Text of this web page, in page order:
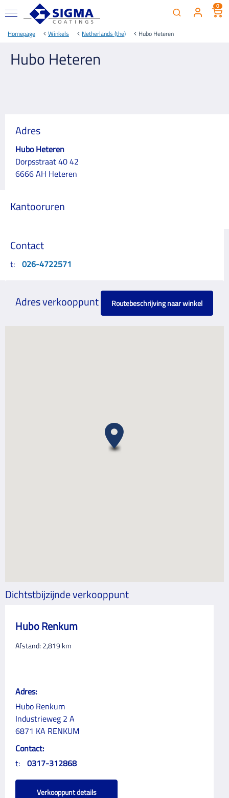
0
Homepage Winkels Netherlands (the) Hubo Heteren
Hubo Heteren
Adres
Hubo Heteren
Dorpsstraat 40 42
6666 AH Heteren
Kantooruren
Contact
t: 026-4722571
Adres verkooppunt Routebeschrijving naar winkel
Dichtstbijzijnde verkooppunt
Hubo Renkum
Afstand: 2,819km
Adres:
Hubo Renkum
Industrieweg 2 A
6871 KA RENKUM
Contact:
t: 0317-312868
Verkooppunt details